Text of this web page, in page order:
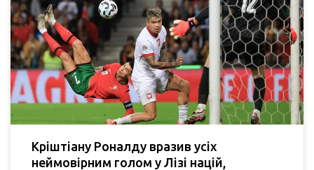
Кріштіану Роналду вразив усіх
неймовірним голом у Лізі націй,